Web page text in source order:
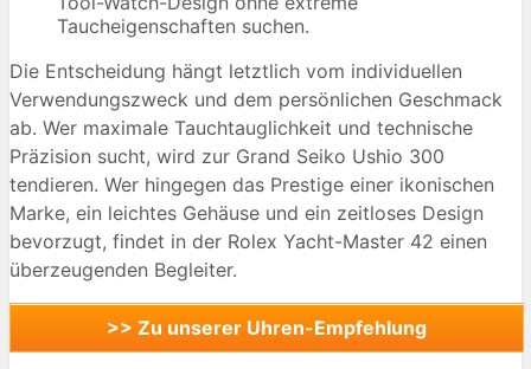
Taucheigenschaften suchen.
Die Entscheidung hängt letztlich vom individuellen
Verwendungszweck und dem persönlichen Geschmack
ab. Wer maximale Tauchtauglichkeit und technische
Präzision sucht, wird zur Grand Seiko Ushio 300
tendieren. Wer hingegen das Prestige einer ikonischen
Marke, ein leichtes Gehäuse und ein zeitloses Design
bevorzugt, findet in der Rolex Yacht-Master 42 einen
überzeugenden Begleiter.
>> Zu unserer Uhren-Empfehlung